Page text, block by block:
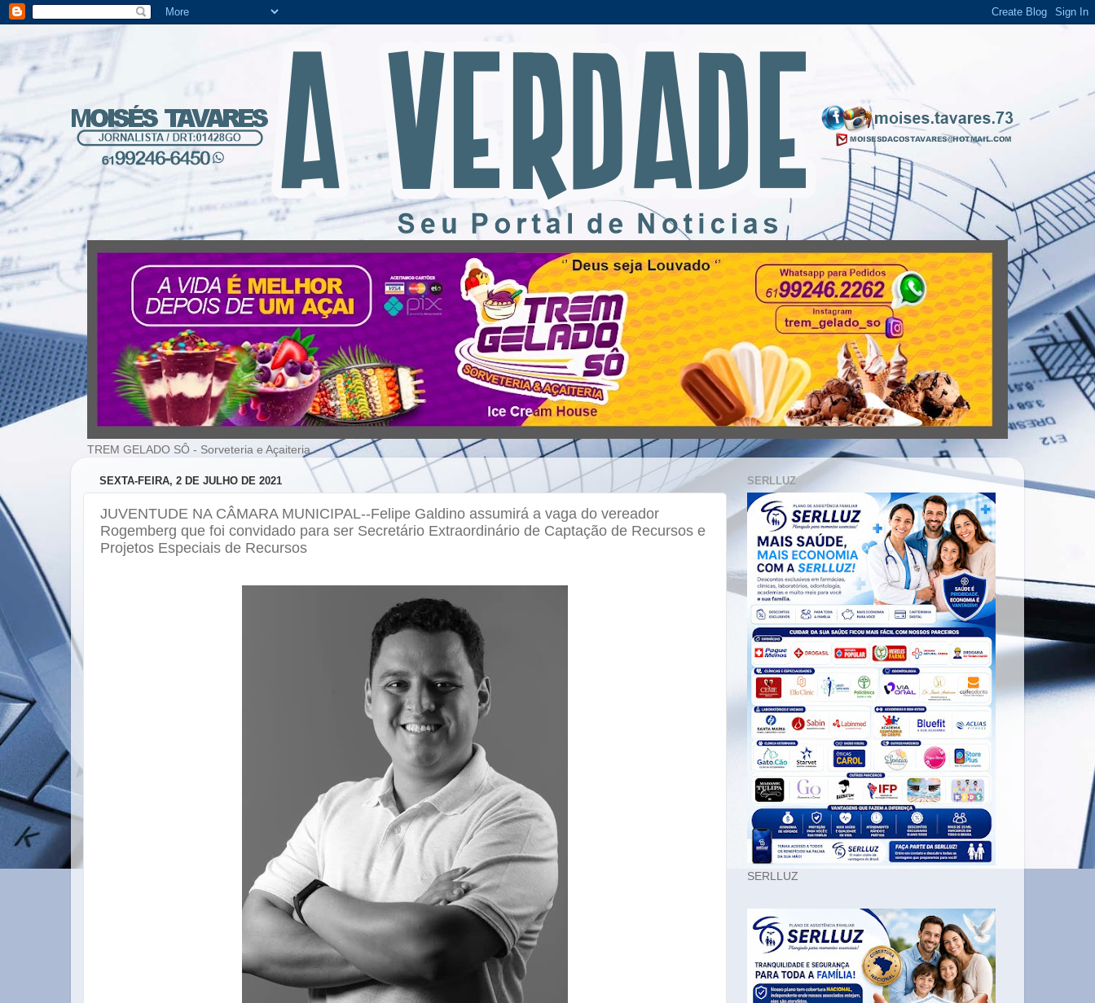
TREM GELADO SÔ - Sorveteria e Açaiteria
SEXTA-FEIRA, 2 DE JULHO DE 2021
JUVENTUDE NA CÂMARA MUNICIPAL--Felipe Galdino assumirá a vaga do vereador
Rogemberg que foi convidado para ser Secretário Extraordinário de Captação de Recursos e
Projetos Especiais de Recursos
SERLLUZ
SERLLUZ